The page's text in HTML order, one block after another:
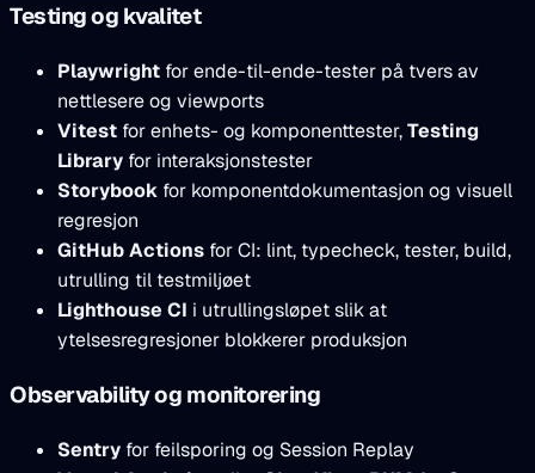
Testing og kvalitet
Playwright for ende-til-ende-tester på tvers av
nettlesere og viewports
Vitest for enhets- og komponenttester,Testing
Library for interaksjonstester
Storybook for komponentdokumentasjon og visuell
regresjon
GitHub Actions for CI: lint, typecheck, tester, build,
utrulling til testmiljøet
Lighthouse CI i utrullingsløpet slik at
ytelsesregresjoner blokkerer produksjon
Observability og monitorering
Sentry for feilsporing og Session Replay